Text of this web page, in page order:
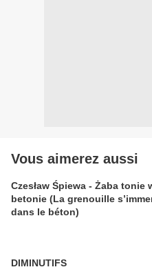
Vous aimerez aussi
Czesław Śpiewa - Żaba tonie
betonie (La grenouille
dans le béton)
DIMINUTIFS